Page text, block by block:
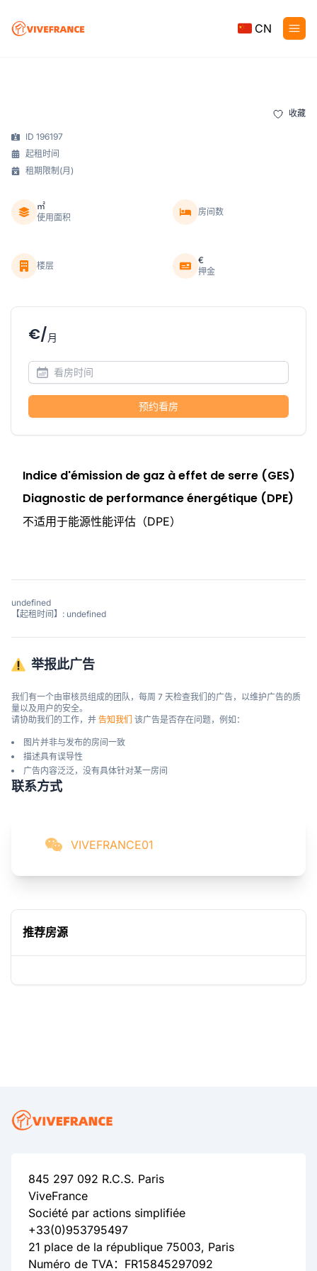
CN
收藏
ID 196197
起租时间
租期限制(月)
㎡
使用面积
房间数
楼层
€
押金
€/月
预约看房
Indice d'émission de gaz à effet de serre (GES)
Diagnostic de performance énergétique (DPE)
不适用于能源性能评估（DPE）
undefined
【起租时间】: undefined
举报此广告
我们有一个由审核员组成的团队，每周 7 天检查我们的广告，以维护广告的质
量以及用户的安全。
请协助我们的工作，并 告知我们 该广告是否存在问题，例如：
图片并非与发布的房间一致
描述具有误导性
广告内容泛泛，没有具体针对某一房间
联系方式
VIVEFRANCE01
推荐房源
845 297 092 R.C.S. Paris
ViveFrance
Société par actions simplifiée
+33(0)953795497
21 place de la république 75003, Paris
Numéro de TVA：FR15845297092